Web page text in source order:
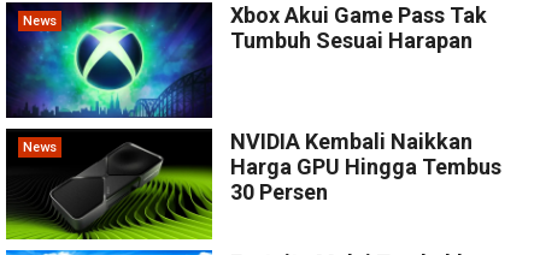
News
Xbox Akui Game Pass Tak
Tumbuh Sesuai Harapan
News
NVIDIA Kembali Naikkan
Harga GPU Hingga Tembus
30 Persen